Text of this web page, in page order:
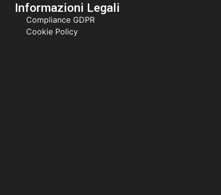
Informazioni Legali
Compliance GDPR
Cookie Policy